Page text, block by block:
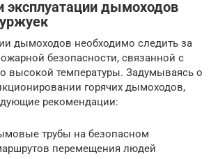
эксплуатации дымоходов
дымоходов необходимо следить за
безопасности, связанной с
высокой температуры. Задумываясь о
горячих дымоходов,
рекомендации:
трубы на безопасном
перемещения людей